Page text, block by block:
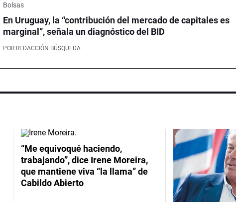
Bolsas
En Uruguay, la “contribución del mercado de capitales es
marginal”, señala un diagnóstico del BID
POR REDACCIÓN BÚSQUEDA
“Me equivoqué haciendo,
trabajando”, dice Irene Moreira,
que mantiene viva “la llama” de
Cabildo Abierto